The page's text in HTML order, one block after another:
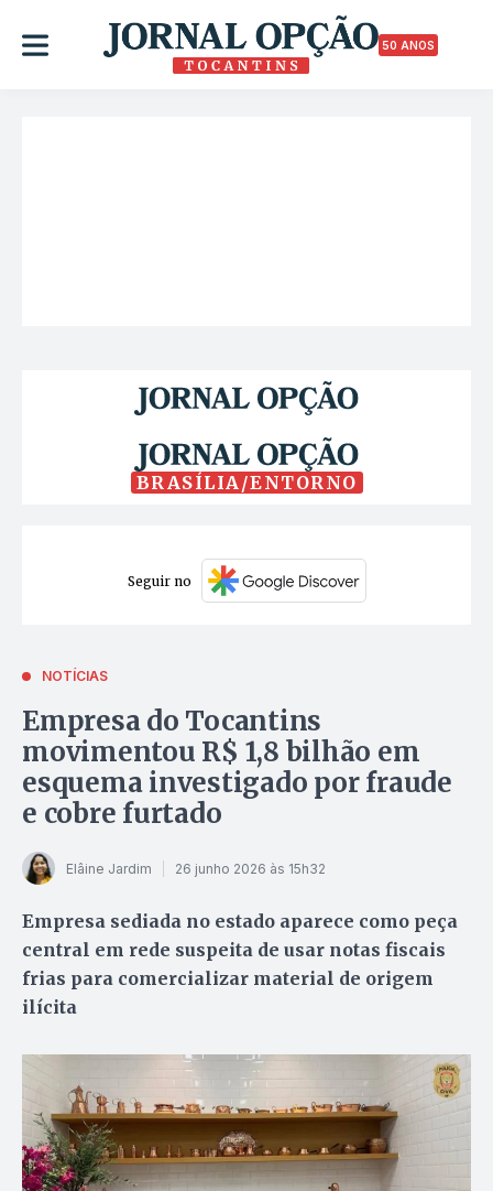
50 ANOS
BRASÍLIA/ENTORNO
Seguir no
NOTÍCIAS
Empresa do Tocantins
movimentou R$ 1,8 bilhão em
esquema investigado por fraude
e cobre furtado
Elâine Jardim 26 junho 2026 às 15h32
Empresa sediada no estado aparece como peça
central em rede suspeita de usar notas fiscais
frias para comercializar material de origem
ilícita